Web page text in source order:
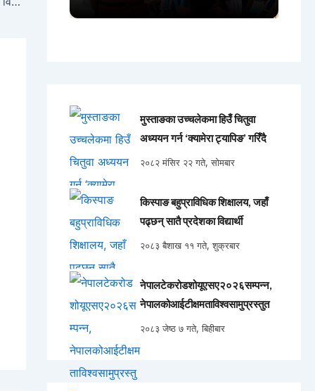
मुस्ताङका उच्चलेकमा हिउँ चितुवा
अध्ययन गर्न ‘क्यामेरा ट्यापिङ’ गरिँदै
२०८२ मंसिर २२ गते, सोमबार
किस्पाङ बहुप्राविधिक शिक्षालय, जहाँ
पढ्छन् सातै प्रदेशका विद्यार्थी
२०८३ बैशाख ११ गते, शुक्रबार
नेपालटेकरोडशोयूएसए२०२६सम्पन्न,
नेपालकोआईटीक्षमताविश्वसामुप्रस्तुत
२०८३ जेष्ठ ७ गते, बिहीबार